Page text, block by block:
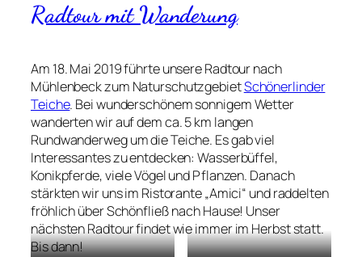
Radtour mit Wanderung
Am 18. Mai 2019 führte unsere Radtour nach
Mühlenbeck zum NaturschutzgebietSchönerlinder
Teiche. Bei wunderschönem sonnigem Wetter
wanderten wir auf dem ca. 5 km langen
Rundwanderweg um die Teiche. Es gab viel
Interessantes zu entdecken: Wasserbüffel,
Konikpferde, viele Vögel und Pflanzen. Danach
stärkten wir uns im Ristorante „Amici“ und raddelten
fröhlich über Schönfließ nach Hause! Unser
nächsten Radtour findet wie immer im Herbst statt.
Bis dann!